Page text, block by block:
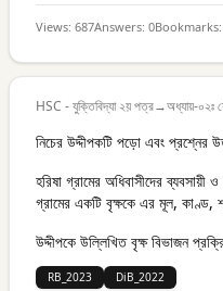
Views: 687Answers: 0Bookmarks:
HSC - যুক্তিবিদ্যা ২য় পত্র→অধ্যায়-০২ঃ
নিচের উদ্দীপকটি পড়ো এবং প্রশ্নের
হরিষা গ্রামের অধিবাসীদের
গ্রামের একটি বৃক্ষকে এর মূল,
উদ্দীপকে উল্লিখিত বৃক্ষ বিভাজন
RB_2023 DiB_2022